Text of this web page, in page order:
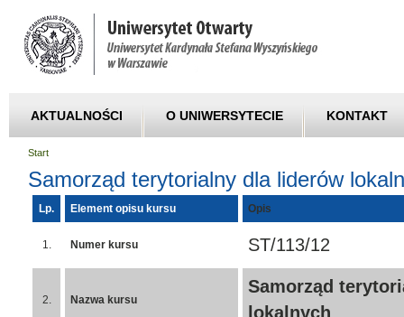
AKTUALNOŚCI O UNIWERSYTECIE KONTAKT
Start
Samorząd terytorialny dla liderów
Lp. Element opisu kursu Opis
1. Numer kursu ST/113/12
2. Nazwa kursu
Samorząd
lokalnych